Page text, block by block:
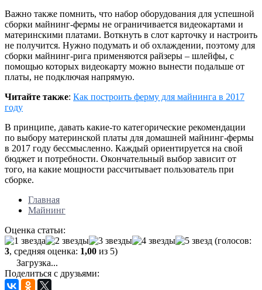
Важно также помнить, что набор оборудования для успешной
сборки майнинг-фермы не ограничивается видеокартами и
материнскими платами. Воткнуть в слот карточку и настроить
не получится. Нужно подумать и об охлаждении, поэтому для
сборки майнинг-рига применяются райзеры – шлейфы, с
помощью которых видеокарту можно вынести подальше от
платы, не подключая напрямую.
Читайте также: Как построить ферму для майнинга в 2017
году
В принципе, давать какие-то категорические рекомендации
по выбору материнской платы для домашней майнинг-фермы
в 2017 году бессмысленно. Каждый ориентируется на свой
бюджет и потребности. Окончательный выбор зависит от
того, на какие мощности рассчитывает пользователь при
сборке.
Главная
Майнинг
Оценка статьи:
(голосов:
3, средняя оценка: 1,00 из 5)
Загрузка...
Поделиться с друзьями: